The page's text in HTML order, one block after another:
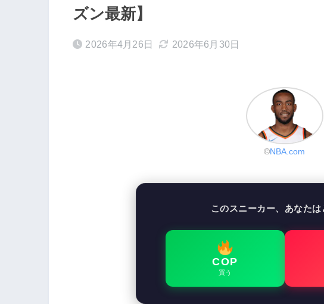
ズン最新】
2026年4月26日 2026年6月30日
©NBA.com
このスニーカー、あなたは
COP
買う